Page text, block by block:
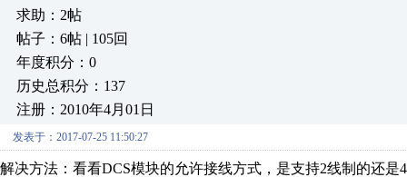
求助：2帖
帖子：6帖 | 105回
年度积分：0
历史总积分：137
注册：2010年4月01日
发表于：2017-07-25 11:50:27
解决方法：看看DCS模块的允许接线方式，是支持2线制的还